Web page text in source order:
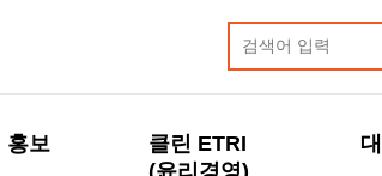
홍보
클린 ETRI
(윤리경영)